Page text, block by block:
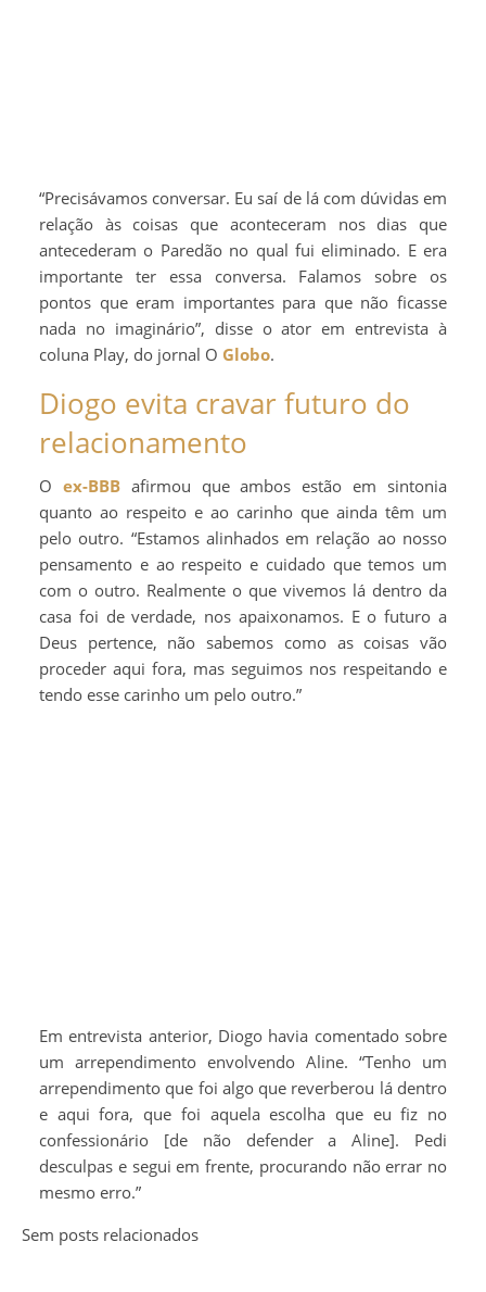
“Precisávamos conversar. Eu saí de lá com dúvidas em
relação às coisas que aconteceram nos dias que
antecederam o Paredão no qual fui eliminado. E era
importante ter essa conversa. Falamos sobre os
pontos que eram importantes para que não ficasse
nada no imaginário”, disse o ator em entrevista à
coluna Play, do jornal O Globo.
Diogo evita cravar futuro do
relacionamento
O ex-BBBafirmou que ambos estão em sintonia
quanto ao respeito e ao carinho que ainda têm um
pelo outro. “Estamos alinhados em relação ao nosso
pensamento e ao respeito e cuidado que temos um
com o outro. Realmente o que vivemos lá dentro da
casa foi de verdade, nos apaixonamos. E o futuro a
Deus pertence, não sabemos como as coisas vão
proceder aqui fora, mas seguimos nos respeitando e
tendo esse carinho um pelo outro.”
Em entrevista anterior, Diogo havia comentado sobre
um arrependimento envolvendo Aline. “Tenho um
arrependimento que foi algo que reverberou lá dentro
e aqui fora, que foi aquela escolha que eu fiz no
confessionário [de não defender a Aline]. Pedi
desculpas e segui em frente, procurando não errar no
mesmo erro.”
Sem posts relacionados